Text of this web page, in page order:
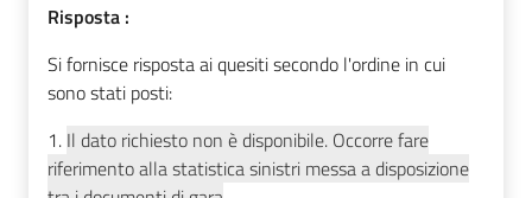
Risposta :
Si fornisce risposta ai quesiti secondo l'ordine in cui
sono stati posti:
1. Il dato richiesto non è disponibile. Occorre fare
riferimento alla statistica sinistri messa a disposizione